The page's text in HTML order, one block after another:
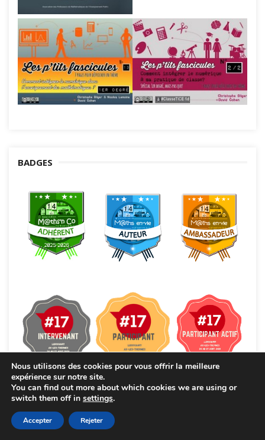
BADGES
Nous utilisons des cookies pour vous offrir la meilleure
expérience sur notre site.
You can find out more about which cookies we are using or
switch them off in settings.
Accepter Rejeter